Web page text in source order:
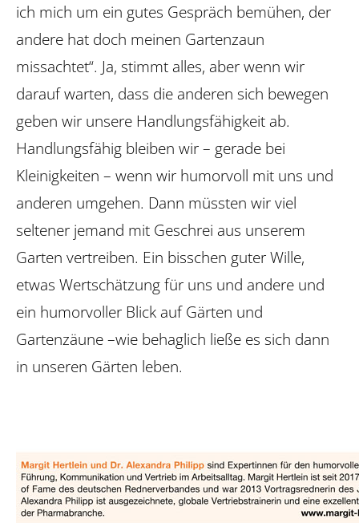
ich mich um ein gutes Gespräch bemühen, der
andere hat doch meinen Gartenzaun
missachtet“. Ja, stimmt alles, aber wenn wir
darauf warten, dass die anderen sich bewegen
geben wir unsere Handlungsfähigkeit ab.
Handlungsfähig bleiben wir – gerade bei
Kleinigkeiten – wenn wir humorvoll mit uns und
anderen umgehen. Dann müssten wir viel
seltener jemand mit Geschrei aus unserem
Garten vertreiben. Ein bisschen guter Wille,
etwas Wertschätzung für uns und ­andere und
ein humorvoller Blick auf Gärten und
Gartenzäune –wie behaglich ließe es sich dann
in unseren Gärten leben.